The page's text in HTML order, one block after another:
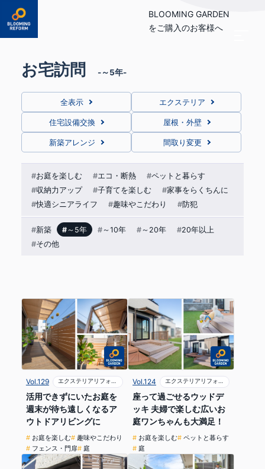
BLOOMING GARDEN
をご購入のお客様へ
お宅訪問 ～5年
全表示 エクステリア
住宅設備交換 屋根・外壁
新築アレンジ 間取り変更
お庭を楽しむ エコ・断熱
ペットと暮らす
収納力アップ
子育てを楽しむ
家事をらくちんに
快適シニアライフ
趣味やこだわり 防犯
新築 ～5年 ～10年 ～20年
20年以上
その他
Vol.129 エクステリアリフォーム
活用できずにいたお庭を
週末が待ち遠しくなるア
ウトドアリビングに
お庭を楽しむ
趣味やこだわり
フェンス・門扉
庭
Vol.124 エクステリアリフォーム
座って過ごせるウッドデ
ッキ 夫婦で楽しむ広いお
庭ワンちゃんも大満足！
お庭を楽しむ
ペットと暮らす
庭